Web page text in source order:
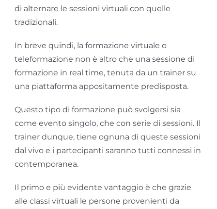
di alternare le sessioni virtuali con quelle
tradizionali.
In breve quindi, la formazione virtuale o
teleformazione non è altro che una sessione di
formazione in real time, tenuta da un trainer su
una piattaforma appositamente predisposta.
Questo tipo di formazione può svolgersi sia
come evento singolo, che con serie di sessioni. Il
trainer dunque, tiene ognuna di queste sessioni
dal vivo e i partecipanti saranno tutti connessi in
contemporanea.
Il primo e più evidente vantaggio è che grazie
alle classi virtuali le persone provenienti da